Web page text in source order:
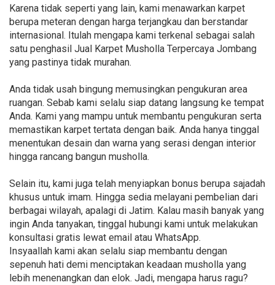
Karena tidak seperti yang lain, kami menawarkan karpet
berupa meteran dengan harga terjangkau dan berstandar
internasional. Itulah mengapa kami terkenal sebagai salah
satu penghasil Jual Karpet Musholla Terpercaya Jombang
yang pastinya tidak murahan.
Anda tidak usah bingung memusingkan pengukuran area
ruangan. Sebab kami selalu siap datang langsung ke tempat
Anda. Kami yang mampu untuk membantu pengukuran serta
memastikan karpet tertata dengan baik. Anda hanya tinggal
menentukan desain dan warna yang serasi dengan interior
hingga rancang bangun musholla.
Selain itu, kami juga telah menyiapkan bonus berupa sajadah
khusus untuk imam. Hingga sedia melayani pembelian dari
berbagai wilayah, apalagi di Jatim. Kalau masih banyak yang
ingin Anda tanyakan, tinggal hubungi kami untuk melakukan
konsultasi gratis lewat email atau WhatsApp.
Insyaallah kami akan selalu siap membantu dengan
sepenuh hati demi menciptakan keadaan musholla yang
lebih menenangkan dan elok. Jadi, mengapa harus ragu?